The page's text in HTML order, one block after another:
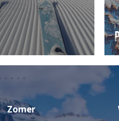
Zomer